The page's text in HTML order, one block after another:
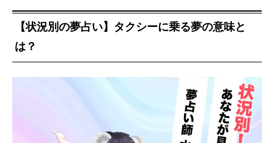
【状況別の夢占い】タクシーに乗る夢の意味と
は？